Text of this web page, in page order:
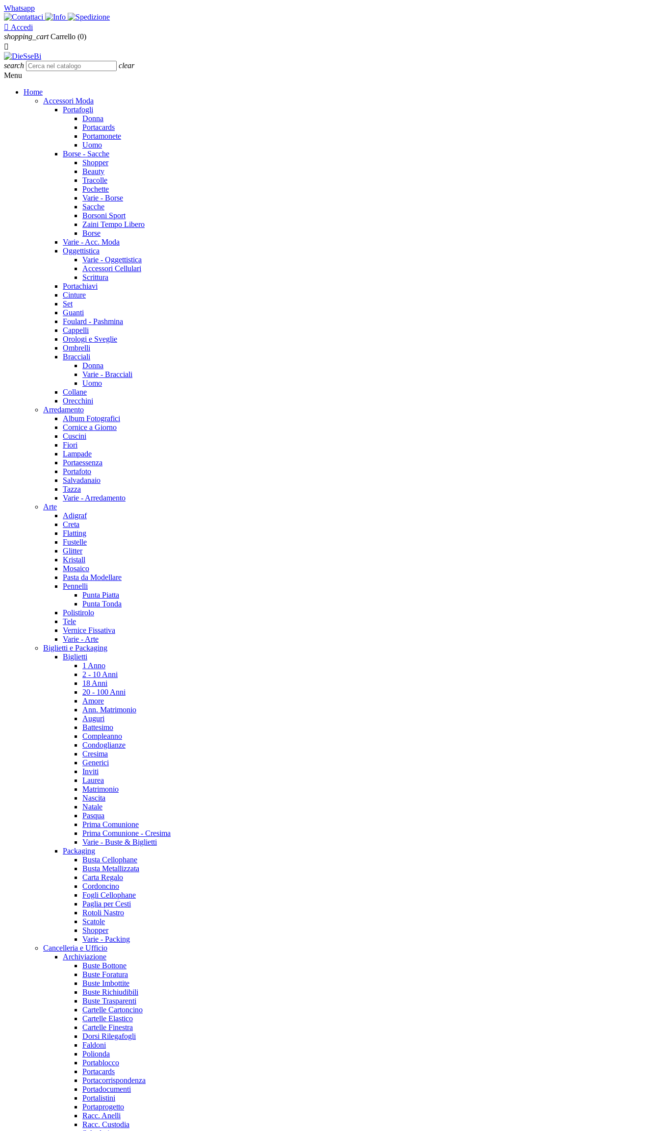
Whatsapp
 Accedi
shopping_cart Carrello (0)

search
clear
Menu
Home
Accessori Moda
Portafogli
Donna
Portacards
Portamonete
Uomo
Borse - Sacche
Shopper
Beauty
Tracolle
Pochette
Varie - Borse
Sacche
Borsoni Sport
Zaini Tempo Libero
Borse
Varie - Acc. Moda
Oggettistica
Varie - Oggettistica
Accessori Cellulari
Scrittura
Portachiavi
Cinture
Set
Guanti
Foulard - Pashmina
Cappelli
Orologi e Sveglie
Ombrelli
Bracciali
Donna
Varie - Bracciali
Uomo
Collane
Orecchini
Arredamento
Album Fotografici
Cornice a Giorno
Cuscini
Fiori
Lampade
Portaessenza
Portafoto
Salvadanaio
Tazza
Varie - Arredamento
Arte
Adigraf
Creta
Flatting
Fustelle
Glitter
Kristall
Mosaico
Pasta da Modellare
Pennelli
Punta Piatta
Punta Tonda
Polistirolo
Tele
Vernice Fissativa
Varie - Arte
Biglietti e Packaging
Biglietti
1 Anno
2 - 10 Anni
18 Anni
20 - 100 Anni
Amore
Ann. Matrimonio
Auguri
Battesimo
Compleanno
Condoglianze
Cresima
Generici
Inviti
Laurea
Matrimonio
Nascita
Natale
Pasqua
Prima Comunione
Prima Comunione - Cresima
Varie - Buste & Biglietti
Packaging
Busta Cellophane
Busta Metallizzata
Carta Regalo
Cordoncino
Fogli Cellophane
Paglia per Cesti
Rotoli Nastro
Scatole
Shopper
Varie - Packing
Cancelleria e Ufficio
Archiviazione
Buste Bottone
Buste Foratura
Buste Imbottite
Buste Richiudibili
Buste Trasparenti
Cartelle Cartoncino
Cartelle Elastico
Cartelle Finestra
Dorsi Rilegafogli
Faldoni
Polionda
Portablocco
Portacards
Portacorrispondenza
Portadocumenti
Portalistini
Portaprogetto
Racc. Anelli
Racc. Custodia